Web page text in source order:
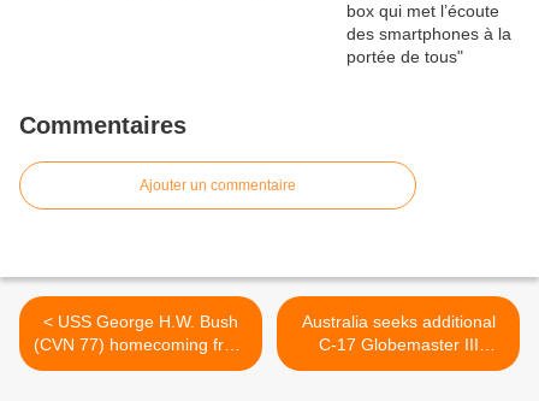
Commentaires
Ajouter un commentaire
< USS George H.W. Bush
(CVN 77) homecoming from
Norfolk, Va. Part 2.
Australia seeks additional
C-17 Globemaster III
aircraft from US >